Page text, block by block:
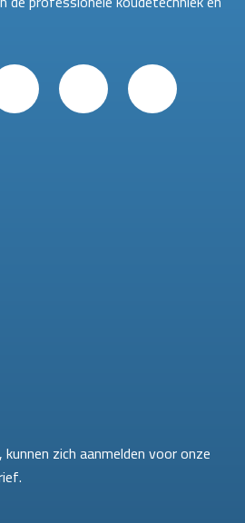
zich aanmelden voor onze